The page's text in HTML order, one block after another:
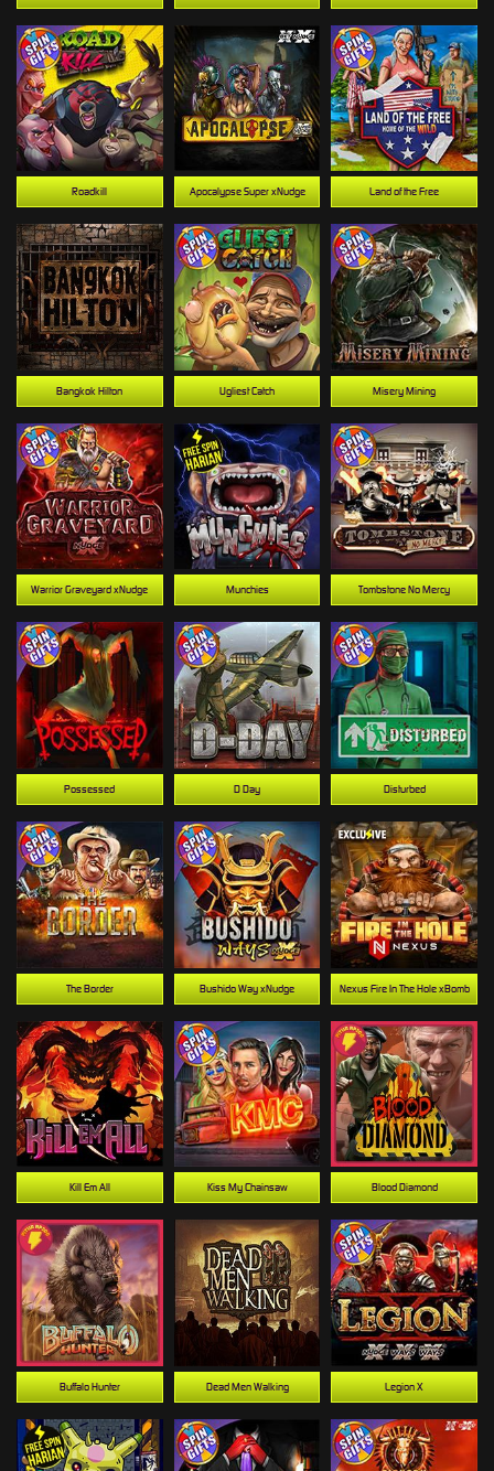
Kill Em All Blood Diamond
Nexus Fire In The Hole xBomb
Dead Men Walking
Munchies
Apocalypse Super xNudge
Bangkok Hilton
Tombstone No Mercy
Roadkill
Kiss My Chainsaw
Land of the Free
Warrior Graveyard xNudge
Possessed
Legion X
Disturbed
Buffalo Hunter
Misery Mining
Bushido Way xNudge
D Day
The Border
Ugliest Catch